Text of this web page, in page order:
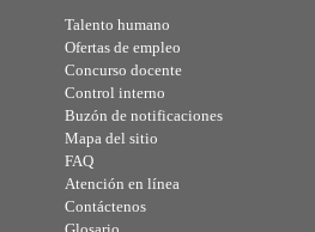
Talento humano
Ofertas de empleo
Concurso docente
Control interno
Buzón de notificaciones
Mapa del sitio
FAQ
Atención en línea
Contáctenos